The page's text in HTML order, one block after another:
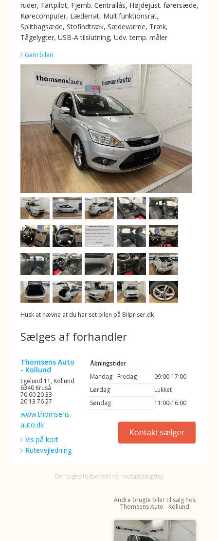
ruder, Fartpilot, Fjernb. Centrallås, Højdejust. førersæde,
Kørecomputer, Læderrat, Multifunktionsrat,
Splitbagsæde, Stofindtræk, Sædevarme, Træk,
Tågelygter, USB-A tilslutning, Udv. temp. måler
Gem bilen
Husk at nævne at du har set bilen på Bilpriser.dk
Sælges af forhandler
Thomsens Auto
- Kollund
Egelund 11, Kollund
6340 Kruså
70 60 20 33
20 13 76 27
www.thomsens-
auto.dk
Vis på kort
Rutevejledning
Åbningstider
Mandag - Fredag
09:00-17:00
Lørdag
Lukket
Søndag
11:00-16:00
Der tages forbehold for indtastningsfejl
Andre brugte biler til salg hos
Thomsens Auto - Kollund